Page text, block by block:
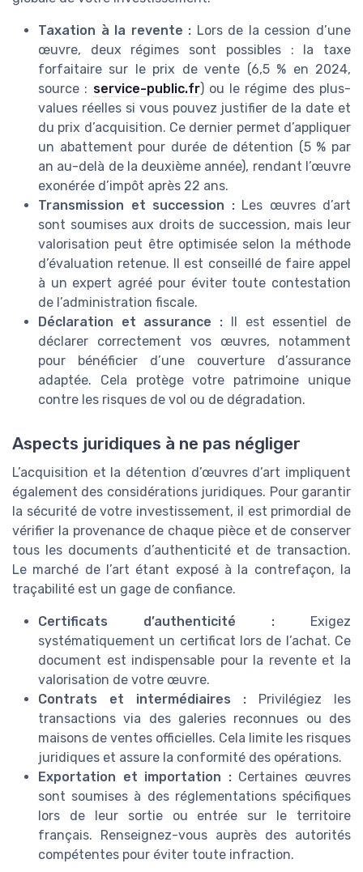
Taxation à la revente : Lors de la cession d’une
œuvre, deux régimes sont possibles : la taxe
forfaitaire sur le prix de vente (6,5 % en 2024,
source : service-public.fr) ou le régime des plus-
values réelles si vous pouvez justifier de la date et
du prix d’acquisition. Ce dernier permet d’appliquer
un abattement pour durée de détention (5 % par
an au-delà de la deuxième année), rendant l’œuvre
exonérée d’impôt après 22 ans.
Transmission et succession :Les œuvres d’art
sont soumises aux droits de succession, mais leur
valorisation peut être optimisée selon la méthode
d’évaluation retenue. Il est conseillé de faire appel
à un expert agréé pour éviter toute contestation
de l’administration fiscale.
Déclaration et assurance : Il est essentiel de
déclarer correctement vos œuvres, notamment
pour bénéficier d’une couverture d’assurance
adaptée. Cela protège votre patrimoine unique
contre les risques de vol ou de dégradation.
Aspects juridiques à ne pas négliger
L’acquisition et la détention d’œuvres d’art impliquent
également des considérations juridiques. Pour garantir
la sécurité de votre investissement, il est primordial de
vérifier la provenance de chaque pièce et de conserver
tous les documents d’authenticité et de transaction.
Le marché de l’art étant exposé à la contrefaçon, la
traçabilité est un gage de confiance.
Certificats d’authenticité : Exigez
systématiquement un certificat lors de l’achat. Ce
document est indispensable pour la revente et la
valorisation de votre œuvre.
Contrats et intermédiaires : Privilégiez les
transactions via des galeries reconnues ou des
maisons de ventes officielles. Cela limite les risques
juridiques et assure la conformité des opérations.
Exportation et importation :Certaines œuvres
sont soumises à des réglementations spécifiques
lors de leur sortie ou entrée sur le territoire
français. Renseignez-vous auprès des autorités
compétentes pour éviter toute infraction.